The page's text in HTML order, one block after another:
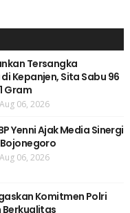
Tersangka
Kepanjen, Sita Sabu 96
Gram
Aug 06, 2026
Yenni Ajak Media Sinergi
Aug 06, 2026
Komitmen Polri
Berkualitas